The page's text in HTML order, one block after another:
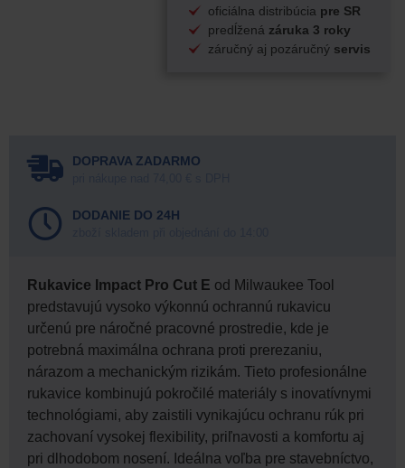
oficiálna distribúcia pre SR
predĺžená záruka 3 roky
záručný aj pozáručný servis
DOPRAVA ZADARMO
DODANIE DO 24H
Rukavice Impact Pro Cut E od Milwaukee Tool
predstavujú vysoko výkonnú ochrannú rukavicu
určenú pre náročné pracovné prostredie, kde je
potrebná maximálna ochrana proti prerezaniu,
nárazom a mechanickým rizikám. Tieto profesionálne
rukavice kombinujú pokročilé materiály s inovatívnymi
technológiami, aby zaistili vynikajúcu ochranu rúk pri
zachovaní vysokej flexibility, priľnavosti a komfortu aj
pri dlhodobom nosení. Ideálna voľba pre stavebníctvo,